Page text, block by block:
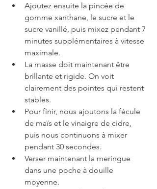
Ajoutez ensuite la pincée de
gomme xanthane, le sucre et le
sucre vanillé, puis mixez pendant 7
minutes supplémentaires à vitesse
maximale.
La masse doit maintenant être
brillante et rigide. On voit
clairement des pointes qui restent
stables.
Pour finir, nous ajoutons la fécule
de maïs et le vinaigre de cidre,
puis nous continuons à mixer
pendant 30 secondes.
Verser maintenant la meringue
dans une poche à douille
moyenne.